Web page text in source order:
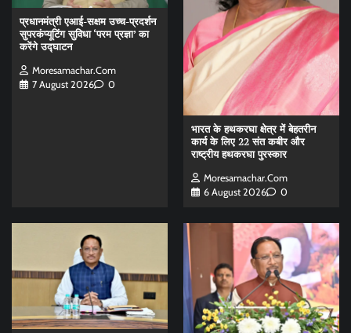
प्रधानमंत्री एआई-सक्षम उच्च-प्रदर्शन
सुपरकंप्यूटिंग सुविधा ‘परम प्रज्ञा’ का
करेंगे उद्घाटन
Moresamachar.com
7 August 2026
0
भारत के हथकरघा क्षेत्र में बेहतरीन
कार्य के लिए 22 संत कबीर और
राष्ट्रीय हथकरघा पुरस्कार
Moresamachar.com
6 August 2026
0